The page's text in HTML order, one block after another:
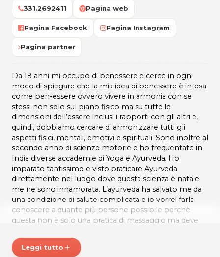
331.2692411 Pagina web
Pagina Facebook Pagina Instagram
Pagina partner
Da 18 anni mi occupo di benessere e cerco in ogni
modo di spiegare che la mia idea di benessere è intesa
come ben-essere ovvero vivere in armonia con se
stessi non solo sul piano fisico ma su tutte le
dimensioni dell’essere inclusi i rapporti con gli altri e,
quindi, dobbiamo cercare di armonizzare tutti gli
aspetti fisici, mentali, emotivi e spirituali. Sono inoltre al
secondo anno di scienze motorie e ho frequentato in
India diverse accademie di Yoga e Ayurveda. Ho
imparato tantissimo e visto praticare Ayurveda
direttamente nel luogo dove questa scienza è nata e
me ne sono innamorata. L’ayurveda ha salvato me da
una condizione di salute complicata e io vorrei farla
conoscere a quante più persone possibile perchè
questa non è solo una pratica di massaggio ma deve
Ayurveda è scienza della vita.
Leggi tutto add